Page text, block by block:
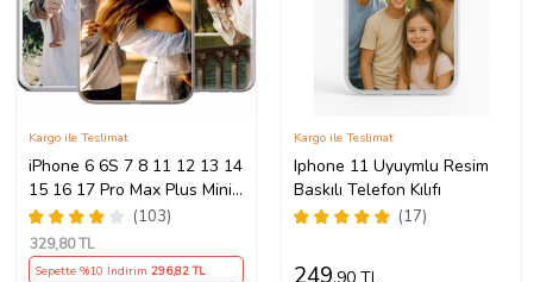
iPhone 6 6S 7 8 11 12 13 14
15 16 17 Pro Max Plus Mini
Kılıf Kişiye Özel Resimli
Fotoğraflı Silikon
(103)
Kargo ile Teslimat
329,80 TL
Sepette %10 İndirim 296,82 TL
Iphone 11 Uyuymlu Resim
Baskılı Telefon Kılıfı
(17)
Kargo ile Teslimat